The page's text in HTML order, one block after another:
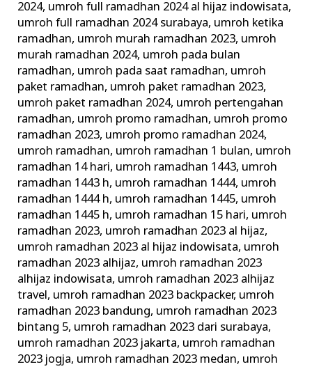
2024, umroh full ramadhan 2024 al hijaz indowisata,
umroh full ramadhan 2024 surabaya, umroh ketika
ramadhan, umroh murah ramadhan 2023, umroh
murah ramadhan 2024, umroh pada bulan
ramadhan, umroh pada saat ramadhan, umroh
paket ramadhan, umroh paket ramadhan 2023,
umroh paket ramadhan 2024, umroh pertengahan
ramadhan, umroh promo ramadhan, umroh promo
ramadhan 2023, umroh promo ramadhan 2024,
umroh ramadhan, umroh ramadhan 1 bulan, umroh
ramadhan 14 hari, umroh ramadhan 1443, umroh
ramadhan 1443 h, umroh ramadhan 1444, umroh
ramadhan 1444 h, umroh ramadhan 1445, umroh
ramadhan 1445 h, umroh ramadhan 15 hari, umroh
ramadhan 2023, umroh ramadhan 2023 al hijaz,
umroh ramadhan 2023 al hijaz indowisata, umroh
ramadhan 2023 alhijaz, umroh ramadhan 2023
alhijaz indowisata, umroh ramadhan 2023 alhijaz
travel, umroh ramadhan 2023 backpacker, umroh
ramadhan 2023 bandung, umroh ramadhan 2023
bintang 5, umroh ramadhan 2023 dari surabaya,
umroh ramadhan 2023 jakarta, umroh ramadhan
2023 jogja, umroh ramadhan 2023 medan, umroh